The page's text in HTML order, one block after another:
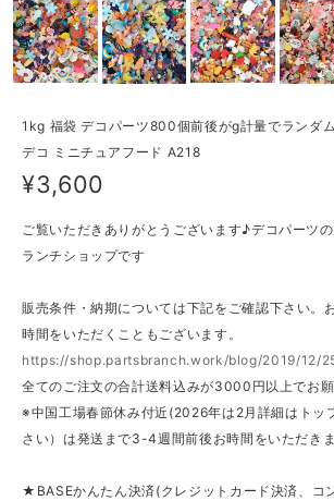
1kg 福袋 デコパーツ800個前後がg計量でランダ
デコ ミニチュアフード A218
¥3,600
ご覧いただきありがとうございます♪デコパーツ
ランチショップです
販売条件・納期については下記をご確認下さい。
時間をいただくこともございます。
https://shop.partsbranch.work/blog/2019/12/
全てのご注文の合計送料込みが3000円以上でお願
※中国工場春節休み付近(2026年は2月詳細はトッ
さい）は発送まで3-4週間前後お時間をいただきま
★BASEかんたん決済(クレジットカード決済、コ